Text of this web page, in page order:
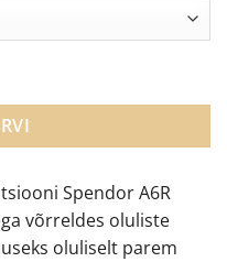
through
Spendor A6R
võrreldes oluliste
oluliselt parem